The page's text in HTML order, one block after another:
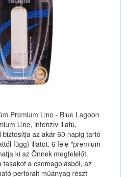
Premium Line - Blue Lagoon
Line, intenzív illatú,
az akár 60 napig tartó
függ) illatot. 6 féle "premium
ki az Önnek megfelelőt.
tasakot a csomagolásból, az
perforált műanyag részt